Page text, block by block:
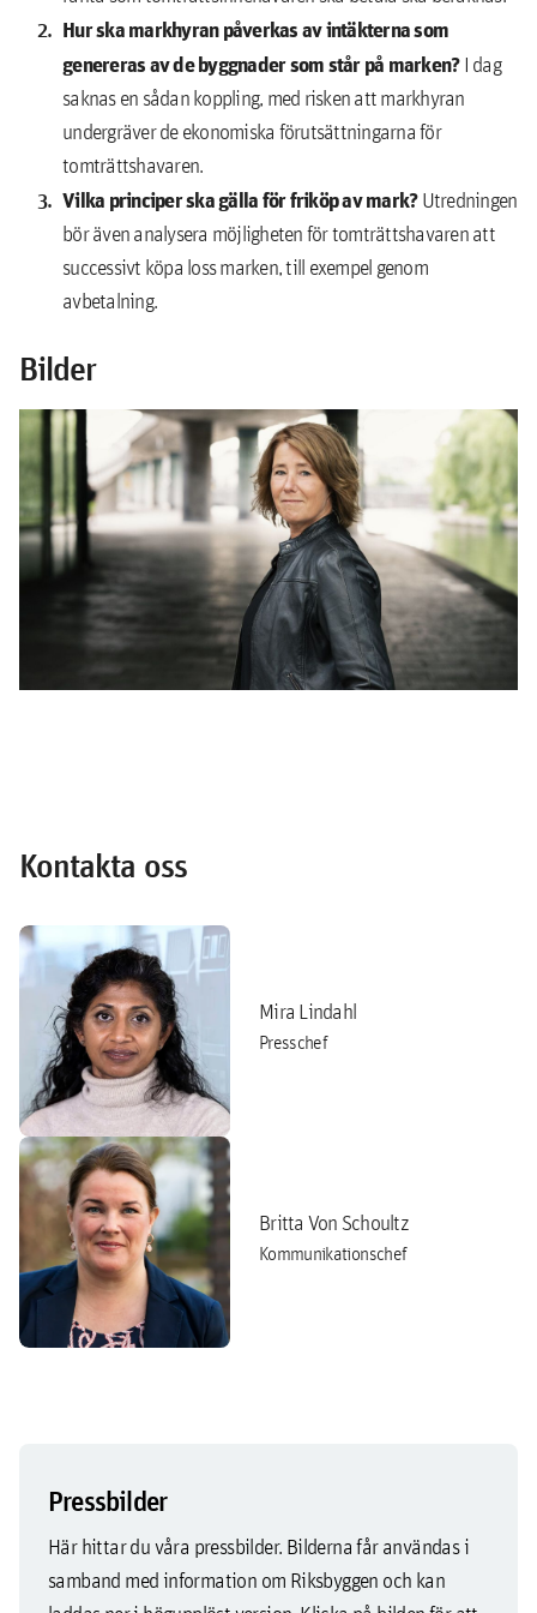
Hur ska markhyran påverkas av intäkterna som
genereras av de byggnader som står på marken?I dag
saknas en sådan koppling, med risken att markhyran
undergräver de ekonomiska förutsättningarna för
tomträttshavaren.
Vilka principer ska gälla för friköp av mark?Utredningen
bör även analysera möjligheten för tomträttshavaren att
successivt köpa loss marken, till exempel genom
avbetalning.
Bilder
Kontakta oss
Mira Lindahl
Presschef
Britta Von Schoultz
Kommunikationschef
Pressbilder
Här hittar du våra pressbilder. Bilderna får användas i
samband med information om Riksbyggen och kan